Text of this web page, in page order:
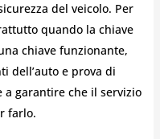
del veicolo. Per
quando la chiave
chiave funzionante,
dell’auto e prova di
a garantire che il servizio
farlo.